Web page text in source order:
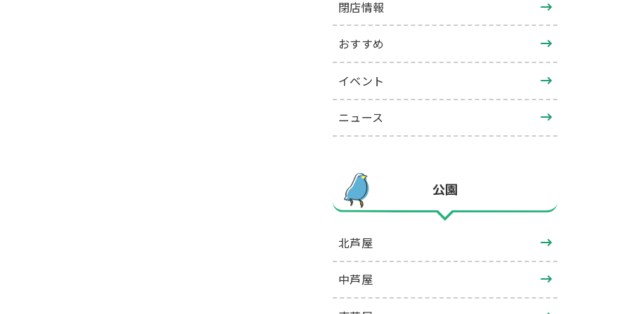
閉店情報
おすすめ
イベント
ニュース
公園
北芦屋
中芦屋